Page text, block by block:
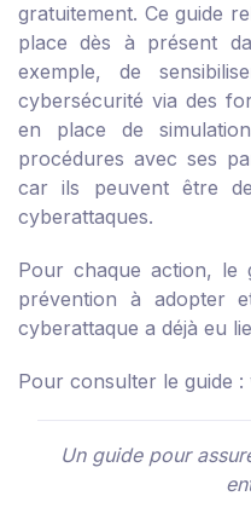
gratuitement. Ce guide
place dès à présent
exemple, de
cybersécurité via des
en place de
procédures avec ses
car ils peuvent être
cyberattaques.
Pour chaque action, le
prévention à adopter
cyberattaque a déjà eu
Pour consulter le guide :
Un guide pour